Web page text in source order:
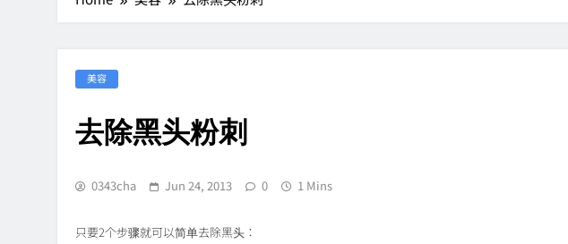
美容
去除黑头粉刺
0343cha Jun 24, 2013 0 1 Mins
只要2个步骤就可以简单去除黑头：